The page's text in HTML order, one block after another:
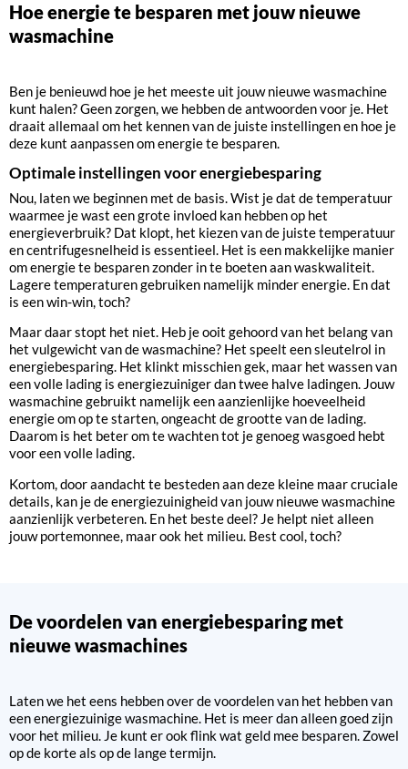
Hoe energie te besparen met jouw nieuwe
wasmachine
Ben je benieuwd hoe je het meeste uit jouw nieuwe wasmachine
kunt halen? Geen zorgen, we hebben de antwoorden voor je. Het
draait allemaal om het kennen van de juiste instellingen en hoe je
deze kunt aanpassen om energie te besparen.
Optimale instellingen voor energiebesparing
Nou, laten we beginnen met de basis. Wist je dat de temperatuur
waarmee je wast een grote invloed kan hebben op het
energieverbruik? Dat klopt, het kiezen van de juiste temperatuur
en centrifugesnelheid is essentieel. Het is een makkelijke manier
om energie te besparen zonder in te boeten aan waskwaliteit.
Lagere temperaturen gebruiken namelijk minder energie. En dat
is een win-win, toch?
Maar daar stopt het niet. Heb je ooit gehoord van het belang van
het vulgewicht van de wasmachine? Het speelt een sleutelrol in
energiebesparing. Het klinkt misschien gek, maar het wassen van
een volle lading is energiezuiniger dan twee halve ladingen. Jouw
wasmachine gebruikt namelijk een aanzienlijke hoeveelheid
energie om op te starten, ongeacht de grootte van de lading.
Daarom is het beter om te wachten tot je genoeg wasgoed hebt
voor een volle lading.
Kortom, door aandacht te besteden aan deze kleine maar cruciale
details, kan je de energiezuinigheid van jouw nieuwe wasmachine
aanzienlijk verbeteren. En het beste deel? Je helpt niet alleen
jouw portemonnee, maar ook het milieu. Best cool, toch?
De voordelen van energiebesparing met
nieuwe wasmachines
Laten we het eens hebben over de voordelen van het hebben van
een energiezuinige wasmachine. Het is meer dan alleen goed zijn
voor het milieu. Je kunt er ook flink wat geld mee besparen. Zowel
op de korte als op de lange termijn.